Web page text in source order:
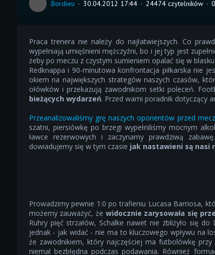
Bordieu 30.04.2012 17:44 24474 czytelników
Praca trenera nie należy do najłatwiejszych. Co
wypełniają umięśnieni mężczyźni, bo i jej typ jest
żeby po meczu z czystym sumieniem opalać się w
Redknappa i 90-minutowa konfrontacja piłkarska nie
okiem na największych strategów naszych czasów,
ołówków i przekazują zawodnikom setki poleceń.
bieżących wydarzeń. Przed wami poradnik dotyczący
Przeanalizowaliśmy grę naszych oponentów przed
szatni, piersiówkę po brzegi wypełniliśmy mocnym
ławce rezerwowych i zaczynamy prawdziwą
dowiadujemy się w tym czasie jak nastawieni są nasi
Prowadzimy pewnie 1:0 po trafieniu Lucasa Barriosa,
możemy zauważyć, że widocznie zarysowała się
Ruhry pięć strzałów, Schalke nawet nie zbliżyło się do
jednak - jak widać - nie ma to kluczowego wpływu na
że zawodnikiem, który najczęściej ma futbolówkę
niemal bezbłędna podczas podawania. Również